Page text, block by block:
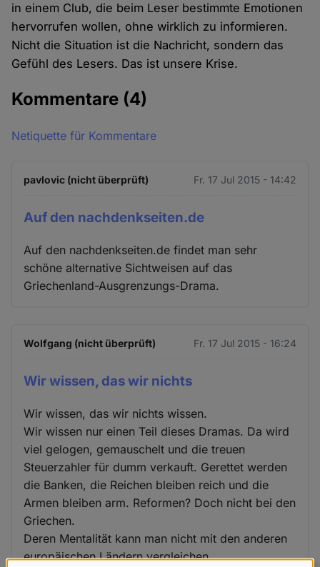
in einem Club, die beim Leser bestimmte Emotionen
hervorrufen wollen, ohne wirklich zu informieren.
Nicht die Situation ist die Nachricht, sondern das
Gefühl des Lesers. Das ist unsere Krise.
Kommentare (4)
Netiquette für Kommentare
pavlovic (nicht überprüft) Fr. 17 Jul 2015 - 14:42
Auf den nachdenkseiten.de
Auf den nachdenkseiten.de findet man sehr
schöne alternative Sichtweisen auf das
Griechenland-Ausgrenzungs-Drama.
Wolfgang (nicht überprüft) Fr. 17 Jul 2015 - 16:24
Wir wissen, das wir nichts
Wir wissen, das wir nichts wissen.
Wir wissen nur einen Teil dieses Dramas. Da wird
viel gelogen, gemauschelt und die treuen
Steuerzahler für dumm verkauft. Gerettet werden
die Banken, die Reichen bleiben reich und die
Armen bleiben arm. Reformen? Doch nicht bei den
Griechen.
Deren Mentalität kann man nicht mit den anderen
europäischen Ländern vergleichen.